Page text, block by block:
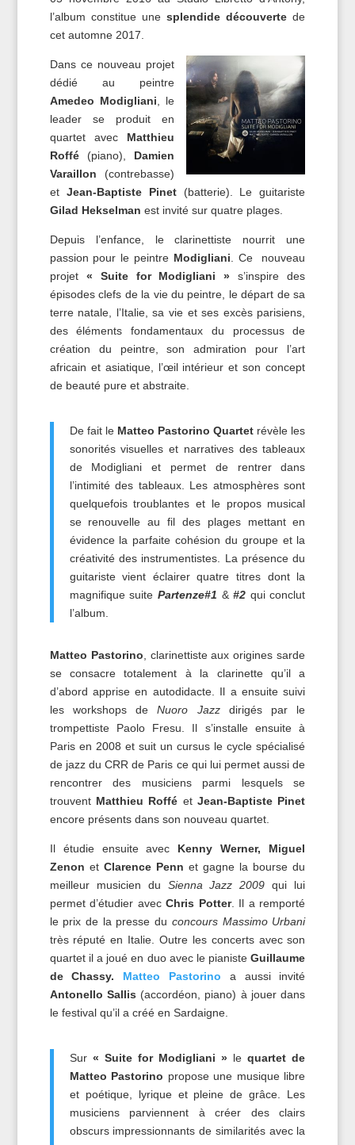
l’album constitue unesplendide découverte de
cet automne 2017.
Dans ce nouveau projet
dédié au peintre
Amedeo Modigliani , le
leader se produit en
quartet avec Matthieu
Roffé(piano), Damien
Varaillon (contrebasse)
et Jean-Baptiste Pinet(batterie). Le guitariste
Gilad Hekselman est invité sur quatre plages.
Depuis l’enfance, le clarinettiste nourrit une
passion pour le peintre Modigliani . Ce nouveau
projet « Suite for Modigliani » s’inspire des
épisodes clefs de la vie du peintre, le départ de sa
terre natale, l’Italie, sa vie et ses excès parisiens,
des éléments fondamentaux du processus de
création du peintre, son admiration pour l’art
africain et asiatique, l’œil intérieur et son concept
de beauté pure et abstraite.
De fait le Matteo Pastorino Quartet révèle les
sonorités visuelles et narratives des tableaux
de Modigliani et permet de rentrer dans
l’intimité des tableaux. Les atmosphères sont
quelquefois troublantes et le propos musical
se renouvelle au fil des plages mettant en
évidence la parfaite cohésion du groupe et la
créativité des instrumentistes. La présence du
guitariste vient éclairer quatre titres dont la
magnifique suite Partenze#1 &#2 qui conclut
l’album.
Matteo Pastorino , clarinettiste aux origines sarde
se consacre totalement à la clarinette qu’il a
d’abord apprise en autodidacte. Il a ensuite suivi
les workshops deNuoro Jazzdirigés par le
trompettiste Paolo Fresu. Il s’installe ensuite à
Paris en 2008 et suit un cursus le cycle spécialisé
de jazz du CRR de Paris ce qui lui permet aussi de
rencontrer des musiciens parmi lesquels se
trouvent Matthieu Roffé et Jean-Baptiste Pinet
encore présents dans son nouveau quartet.
Il étudie ensuite avec Kenny Werner,
Miguel
Zenon et Clarence Penn et gagne la bourse du
meilleur musicien du Sienna Jazz 2009 qui lui
permet d’étudier avecChris Potter. Il a remporté
le prix de la presse du concours Massimo Urbani
très réputé en Italie. Outre les concerts avec son
quartet il a joué en duo avec le pianisteGuillaume
de Chassy.
Matteo Pastorino a aussi invité
Antonello Sallis (accordéon, piano) à jouer dans
le festival qu’il a créé en Sardaigne.
Sur « Suite for Modigliani » lequartet de
Matteo Pastorino propose une musique libre
et poétique, lyrique et pleine de grâce. Les
musiciens parviennent à créer des clairs
obscurs impressionnants de similarités avec la